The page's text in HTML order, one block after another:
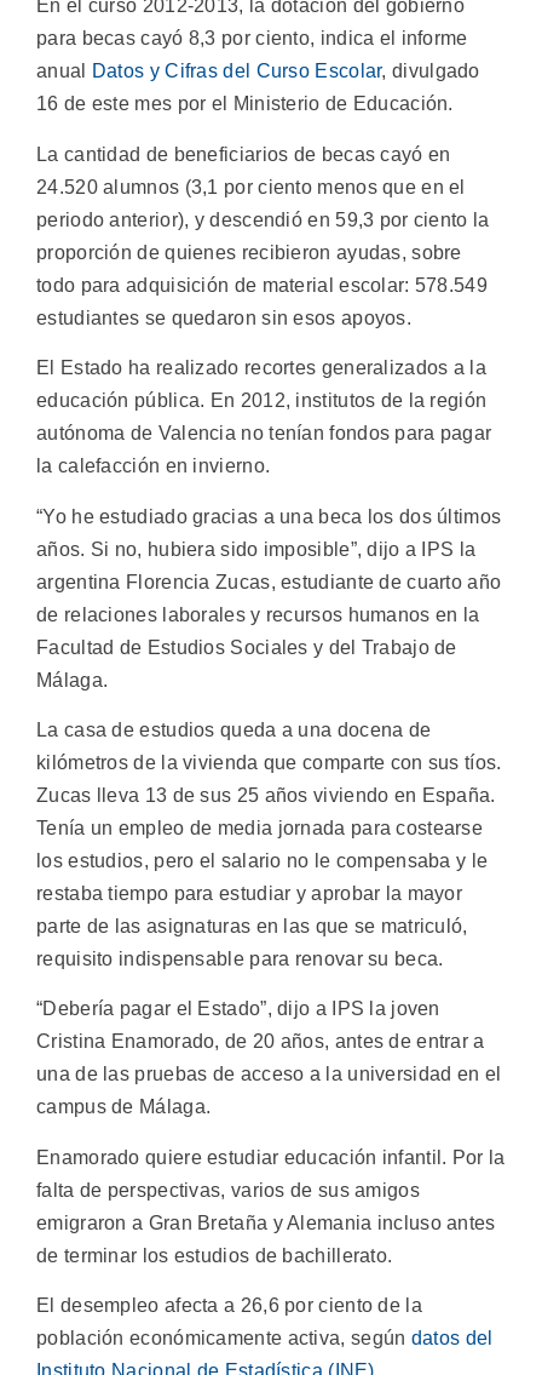
En el curso 2012-2013, la dotación del gobierno
para becas cayó 8,3 por ciento, indica el informe
anual
Datos y Cifras del Curso Escolar, divulgado
16 de este mes por el Ministerio de Educación.
La cantidad de beneficiarios de becas cayó en
24.520 alumnos (3,1 por ciento menos que en el
periodo anterior), y descendió en 59,3 por ciento la
proporción de quienes recibieron ayudas, sobre
todo para adquisición de material escolar: 578.549
estudiantes se quedaron sin esos apoyos.
El Estado ha realizado recortes generalizados a la
educación pública. En 2012, institutos de la región
autónoma de Valencia no tenían fondos para pagar
la calefacción en invierno.
“Yo he estudiado gracias a una beca los dos últimos
años. Si no, hubiera sido imposible”, dijo a IPS la
argentina Florencia Zucas, estudiante de cuarto año
de relaciones laborales y recursos humanos en la
Facultad de Estudios Sociales y del Trabajo de
Málaga.
La casa de estudios queda a una docena de
kilómetros de la vivienda que comparte con sus tíos.
Zucas lleva 13 de sus 25 años viviendo en España.
Tenía un empleo de media jornada para costearse
los estudios, pero el salario no le compensaba y le
restaba tiempo para estudiar y aprobar la mayor
parte de las asignaturas en las que se matriculó,
requisito indispensable para renovar su beca.
“Debería pagar el Estado”, dijo a IPS la joven
Cristina Enamorado, de 20 años, antes de entrar a
una de las pruebas de acceso a la universidad en el
campus de Málaga.
Enamorado quiere estudiar educación infantil. Por la
falta de perspectivas, varios de sus amigos
emigraron a Gran Bretaña y Alemania incluso antes
de terminar los estudios de bachillerato.
El desempleo afecta a 26,6 por ciento de la
población económicamente activa, según datos del
Instituto Nacional de Estadística (INE).